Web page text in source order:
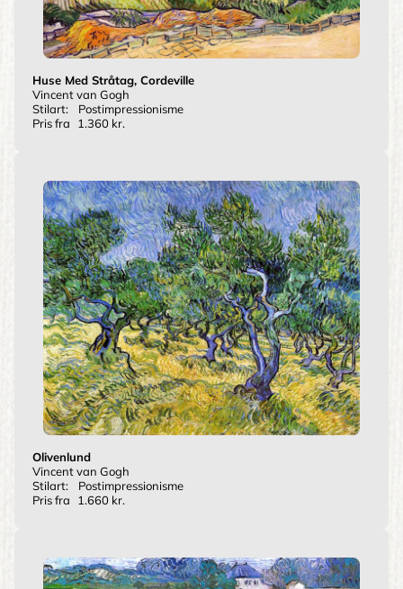
Huse Med Stråtag, Cordeville
Vincent van Gogh
Stilart:
Postimpressionisme
Pris fra
1.360 kr.
Olivenlund
Vincent van Gogh
Stilart:
Postimpressionisme
Pris fra
1.660 kr.